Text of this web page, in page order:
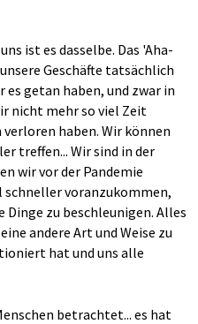
ist es dasselbe. Das 'Aha-
Geschäfte tatsächlich
getan haben, und zwar in
nicht mehr so viel Zeit
haben. Wir können
treffen... Wir sind in der
wir vor der Pandemie
voranzukommen,
zu beschleunigen. Alles
andere Art und Weise zu
hat und uns alle
betrachtet... es hat